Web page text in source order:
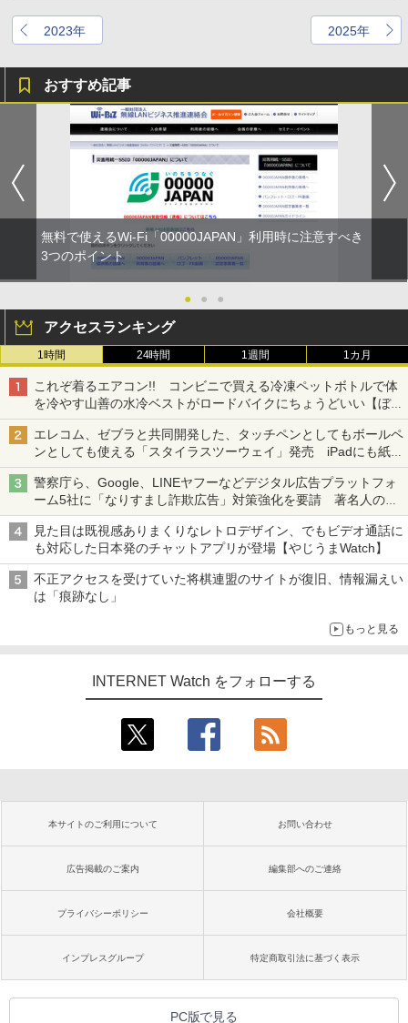
2023年 2025年
おすすめ記事
無料で使えるWi-Fi「00000JAPAN」利用時に注意すべき
3つのポイント
● ● ●
アクセスランキング
1時間 24時間 1週間 1カ月
これぞ着るエアコン!! コンビニで買える冷凍ペットボトルで体
を冷やす山善の水冷ベストがロードバイクにちょうどいい【ぼっ
ち・ざ・ろーど！その14】【空いた時間でなにしてる？】
エレコム、ゼブラと共同開発した、タッチペンとしてもボールペ
ンとしても使える「スタイラスツーウェイ」発売 iPadにも紙に
も、持ち替えずに書き込める
警察庁ら、Google、LINEヤフーなどデジタル広告プラットフォ
ーム5社に「なりすまし詐欺広告」対策強化を要請 著名人の写
真や映像を使った投資詐欺などへの対策として
見た目は既視感ありまくりなレトロデザイン、でもビデオ通話に
も対応した日本発のチャットアプリが登場【やじうまWatch】
不正アクセスを受けていた将棋連盟のサイトが復旧、情報漏えい
は「痕跡なし」
もっと見る
INTERNET Watch をフォローする
本サイトのご利用について お問い合わせ
広告掲載のご案内 編集部へのご連絡
プライバシーポリシー 会社概要
インプレスグループ 特定商取引法に基づく表示
PC版で見る